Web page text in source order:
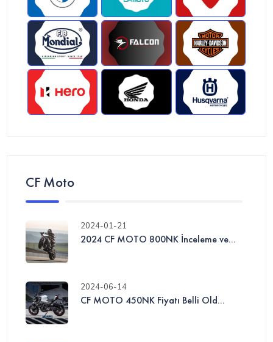
CF Moto
2024-01-21
2024 CF MOTO 800NK İnceleme ve...
2024-06-14
CF MOTO 450NK Fiyatı Belli Old...